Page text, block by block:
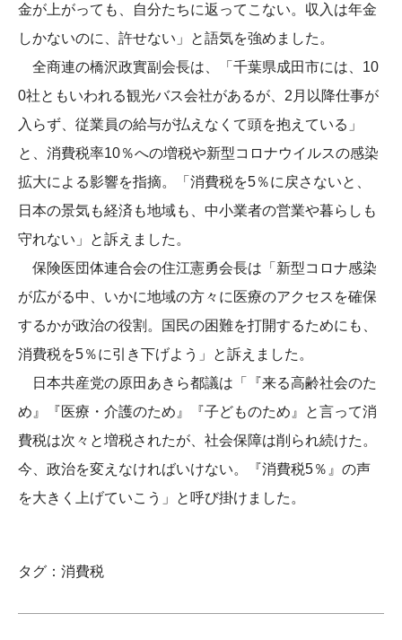
金が上がっても、自分たちに返ってこない。収入は年金
しかないのに、許せない」と語気を強めました。
全商連の橋沢政實副会長は、「千葉県成田市には、10
0社ともいわれる観光バス会社があるが、2月以降仕事が
入らず、従業員の給与が払えなくて頭を抱えている」
と、消費税率10％への増税や新型コロナウイルスの感染
拡大による影響を指摘。「消費税を5％に戻さないと、
日本の景気も経済も地域も、中小業者の営業や暮らしも
守れない」と訴えました。
保険医団体連合会の住江憲勇会長は「新型コロナ感染
が広がる中、いかに地域の方々に医療のアクセスを確保
するかが政治の役割。国民の困難を打開するためにも、
消費税を5％に引き下げよう」と訴えました。
日本共産党の原田あきら都議は「『来る高齢社会のた
め』『医療・介護のため』『子どものため』と言って消
費税は次々と増税されたが、社会保障は削られ続けた。
今、政治を変えなければいけない。『消費税5％』の声
を大きく上げていこう」と呼び掛けました。
タグ： 消費税